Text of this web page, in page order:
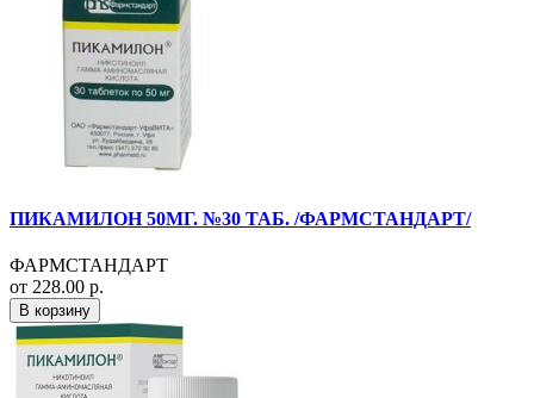
ПИКАМИЛОН 50МГ. №30 ТАБ. /ФАРМСТАНДАРТ/
ФАРМСТАНДАРТ
от 228.00 р.
В корзину